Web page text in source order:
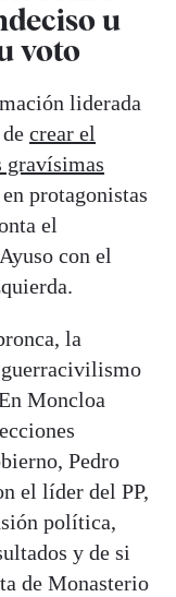
u
voto
liderada
crear el
gravísimas
protagonistas
el
con el
la
Moncloa
Pedro
el líder del PP,
política,
y de si
de Monasterio